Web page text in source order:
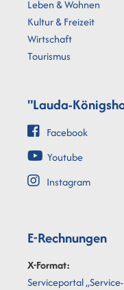
Leben & Wohnen
Kultur & Freizeit
Wirtschaft
Tourismus
"Lauda-
Facebook
Youtube
Instagram
E-Rechnungen
X-Format:
Serviceportal